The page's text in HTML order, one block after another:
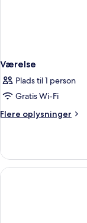
Værelse
Plads til 1 person
Gratis Wi-Fi
Flere oplysninger
Flere